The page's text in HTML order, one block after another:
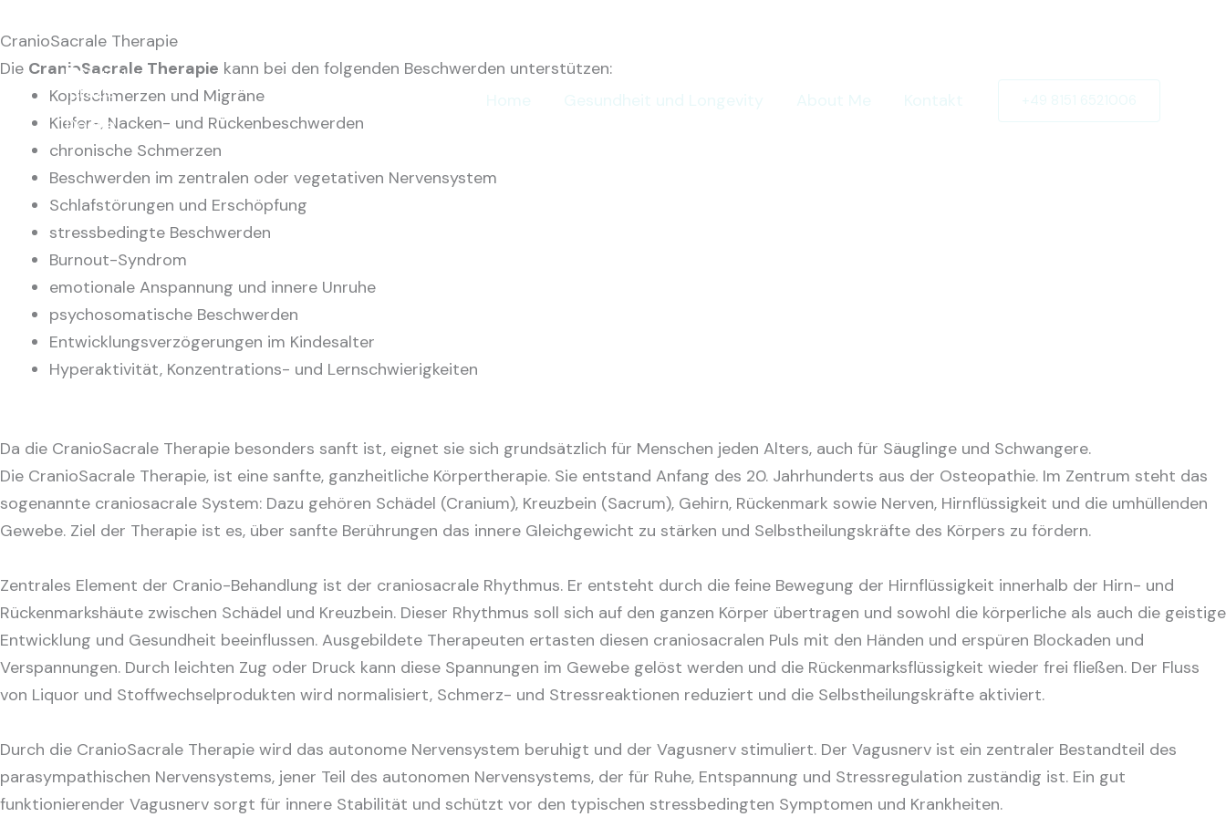
Inhalt
springen
CranioSacrale Therapie
Die CranioSacrale Therapie kann bei den folgenden Beschwerden unterstützen:
Kopfschmerzen und Migräne
Kiefer-, Nacken- und Rückenbeschwerden
chronische Schmerzen
Beschwerden im zentralen oder vegetativen Nervensystem
Schlafstörungen und Erschöpfung
stressbedingte Beschwerden
Burnout-Syndrom
emotionale Anspannung und innere Unruhe
psychosomatische Beschwerden
Entwicklungsverzögerungen im Kindesalter
Hyperaktivität, Konzentrations- und Lernschwierigkeiten
Da die CranioSacrale Therapie besonders sanft ist, eignet sie sich grundsätzlich für Menschen jeden Alters, auch für Säuglinge und Schwangere.
Die CranioSacrale Therapie, ist eine sanfte, ganzheitliche Körpertherapie. Sie entstand Anfang des 20. Jahrhunderts aus der Osteopathie. Im Zentrum steht das
sogenannte craniosacrale System: Dazu gehören Schädel (Cranium), Kreuzbein (Sacrum), Gehirn, Rücken­mark sowie Nerven, Hirnflüssigkeit und die umhüllenden
Gewebe. Ziel der Therapie ist es, über sanfte Berührungen das innere Gleichgewicht zu stärken und Selbst­heilungskräfte des Körpers zu fördern.
Zentrales Element der Cranio-Behandlung ist der craniosacrale Rhythmus. Er entsteht durch die feine Bewegung der Hirnflüssigkeit innerhalb der Hirn- und
Rückenmarkshäute zwischen Schädel und Kreuzbein. Dieser Rhythmus soll sich auf den ganzen Körper übertragen und sowohl die körperliche als auch die geistige
Entwicklung und Gesundheit beeinflussen. Ausgebildete Therapeuten ertasten diesen craniosacralen Puls mit den Händen und erspüren Blockaden und
Verspannungen. Durch leichten Zug oder Druck kann diese Spannungen im Gewebe gelöst werden und die Rückenmarksflüssigkeit wieder frei fließen. Der Fluss
von Liquor und Stoffwechselprodukten wird normalisiert, Schmerz- und Stressreaktionen reduziert und die Selbstheilungskräfte aktiviert.
Durch die CranioSacrale Therapie wird das autonome Nervensystem beruhigt und der Vagusnerv stimuliert. Der Vagusnerv ist ein zentraler Bestandteil des
parasympathischen Nervensystems, jener Teil des autonomen Nervensystems, der für Ruhe, Entspannung und Stressregulation zuständig ist. Ein gut
funktionierender Vagusnerv sorgt für innere Stabilität und schützt vor den typischen stressbedingten Symptomen und Krankheiten.